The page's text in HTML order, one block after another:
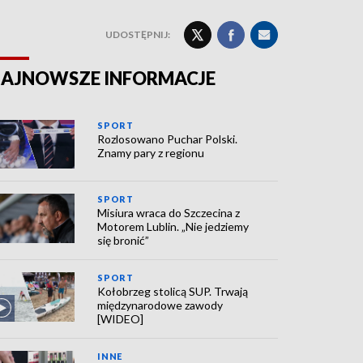
UDOSTĘPNIJ:
INFORMACJE
SPORT
Rozlosowano Puchar Polski.
Znamy pary z regionu
SPORT
Misiura wraca do Szczecina z
Motorem Lublin. „Nie jedziemy
się bronić”
SPORT
Kołobrzeg stolicą SUP. Trwają
międzynarodowe zawody
[WIDEO]
INNE